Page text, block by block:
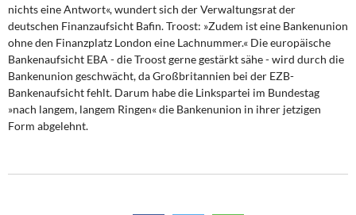
nichts eine Antwort«, wundert sich der Verwaltungsrat der
deutschen Finanzaufsicht Bafin. Troost: »Zudem ist eine Bankenunion
ohne den Finanzplatz London eine Lachnummer.« Die europäische
Bankenaufsicht EBA - die Troost gerne gestärkt sähe - wird durch die
Bankenunion geschwächt, da Großbritannien bei der EZB-
Bankenaufsicht fehlt. Darum habe die Linkspartei im Bundestag
»nach langem, langem Ringen« die Bankenunion in ihrer jetzigen
Form abgelehnt.